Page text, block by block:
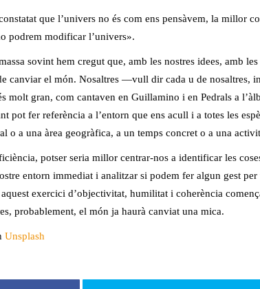
que l’univers no és com ens pensàvem, la millor
podrem modificar l’univers».
sovint hem cregut que, amb les nostres idees, amb
canviar el món. Nosaltres ―vull dir cada u de
molt gran, com cantaven en Guillamino i en Pedrals a
pot fer referència a l’entorn que ens acull i a totes les
o a una àrea geogràfica, a un temps concret o a una
potser seria millor centrar-nos a identificar les
entorn immediat i analitzar si podem fer algun gest
exercici d’objectivitat, humilitat i coherència
probablement, el món ja haurà canviat una mica.
Unsplash